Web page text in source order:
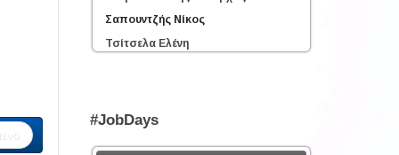
Σαπουντζής Νίκος
Τσίτσελα Ελένη
#JobDays